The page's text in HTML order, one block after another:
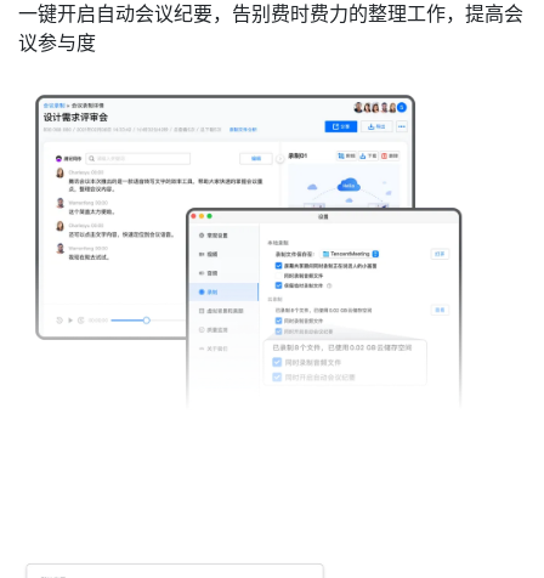
一键开启自动会议纪要，告别费时费力的整理工作，提高会
议参与度